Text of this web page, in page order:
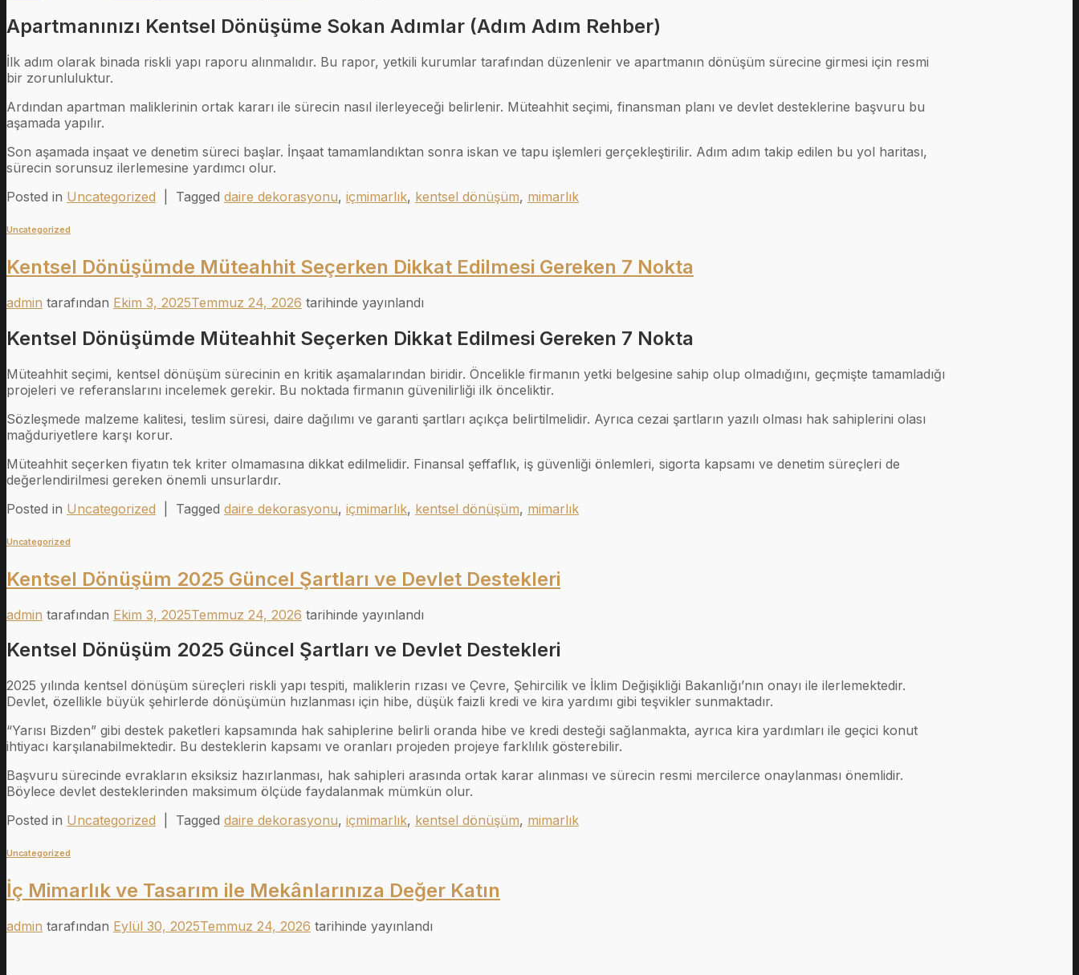
Apartmanınızı Kentsel Dönüşüme Sokan Adımlar (Adım Adım Rehber)
İlk adım olarak binada riskli yapı raporu alınmalıdır. Bu rapor, yetkili kurumlar tarafından düzenlenir ve apartmanın dönüşüm sürecine girmesi için resmi
bir zorunluluktur.
Ardından apartman maliklerinin ortak kararı ile sürecin nasıl ilerleyeceği belirlenir. Müteahhit seçimi, finansman planı ve devlet desteklerine başvuru bu
aşamada yapılır.
Son aşamada inşaat ve denetim süreci başlar. İnşaat tamamlandıktan sonra iskan ve tapu işlemleri gerçekleştirilir. Adım adım takip edilen bu yol haritası,
sürecin sorunsuz ilerlemesine yardımcı olur.
Posted in Uncategorized Tagged daire dekorasyonu, içmimarlık, kentsel dönüşüm, mimarlık
Uncategorized
Kentsel Dönüşümde Müteahhit Seçerken Dikkat Edilmesi Gereken 7 Nokta
admin tarafından Ekim 3, 2025Temmuz 24, 2026 tarihinde yayınlandı
Kentsel Dönüşümde Müteahhit Seçerken Dikkat Edilmesi Gereken 7 Nokta
Müteahhit seçimi, kentsel dönüşüm sürecinin en kritik aşamalarından biridir. Öncelikle firmanın yetki belgesine sahip olup olmadığını, geçmişte tamamladığı
projeleri ve referanslarını incelemek gerekir. Bu noktada firmanın güvenilirliği ilk önceliktir.
Sözleşmede malzeme kalitesi, teslim süresi, daire dağılımı ve garanti şartları açıkça belirtilmelidir. Ayrıca cezai şartların yazılı olması hak sahiplerini olası
mağduriyetlere karşı korur.
Müteahhit seçerken fiyatın tek kriter olmamasına dikkat edilmelidir. Finansal şeffaflık, iş güvenliği önlemleri, sigorta kapsamı ve denetim süreçleri de
değerlendirilmesi gereken önemli unsurlardır.
Posted in Uncategorized Tagged daire dekorasyonu, içmimarlık, kentsel dönüşüm, mimarlık
Uncategorized
Kentsel Dönüşüm 2025 Güncel Şartları ve Devlet Destekleri
admin tarafından Ekim 3, 2025Temmuz 24, 2026 tarihinde yayınlandı
Kentsel Dönüşüm 2025 Güncel Şartları ve Devlet Destekleri
2025 yılında kentsel dönüşüm süreçleri riskli yapı tespiti, maliklerin rızası ve Çevre, Şehircilik ve İklim Değişikliği Bakanlığı’nın onayı ile ilerlemektedir.
Devlet, özellikle büyük şehirlerde dönüşümün hızlanması için hibe, düşük faizli kredi ve kira yardımı gibi teşvikler sunmaktadır.
“Yarısı Bizden” gibi destek paketleri kapsamında hak sahiplerine belirli oranda hibe ve kredi desteği sağlanmakta, ayrıca kira yardımları ile geçici konut
ihtiyacı karşılanabilmektedir. Bu desteklerin kapsamı ve oranları projeden projeye farklılık gösterebilir.
Başvuru sürecinde evrakların eksiksiz hazırlanması, hak sahipleri arasında ortak karar alınması ve sürecin resmi mercilerce onaylanması önemlidir.
Böylece devlet desteklerinden maksimum ölçüde faydalanmak mümkün olur.
Posted in Uncategorized Tagged daire dekorasyonu, içmimarlık, kentsel dönüşüm, mimarlık
Uncategorized
İç Mimarlık ve Tasarım ile Mekânlarınıza Değer Katın
admin tarafından Eylül 30, 2025Temmuz 24, 2026 tarihinde yayınlandı